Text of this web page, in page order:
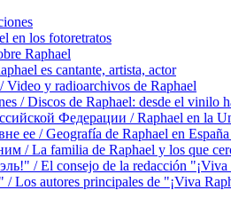
en los fotoretratos
Raphael
es cantante, artista, actor
y radioarchivos de Raphael
/ Discos de Raphael: desde el vinilo
Федерации / Raphael en la
ее / Geografía de Raphael en
/ La familia de Raphael y los que
/ El consejo de la redacción "¡Viva
autores principales de "¡Viva